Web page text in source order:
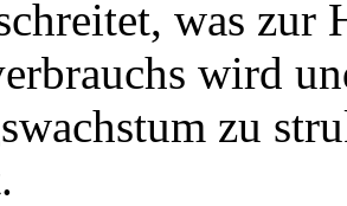
was zur
wird
zu